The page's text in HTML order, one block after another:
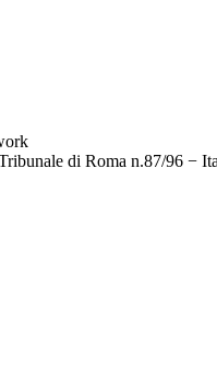
di Roma n.87/96 −